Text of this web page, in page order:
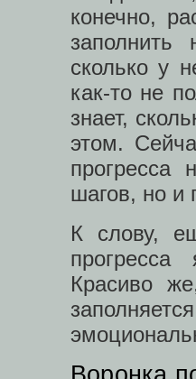
конечно,
сколько у
как-то не
знает,
этом.
прогресса
шагов, но и
К слову,
прогресса
Красиво